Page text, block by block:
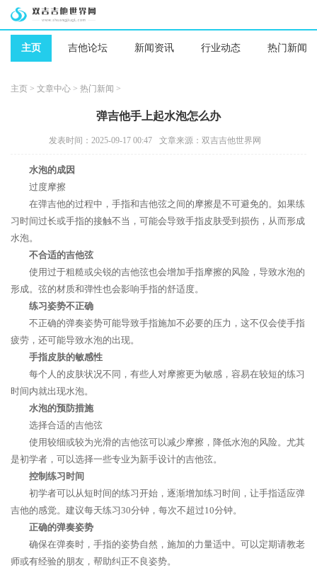
主页 吉他论坛 新闻资讯 行业动态 热门新闻
主页 > 文章中心 > 热门新闻 >
弹吉他手上起水泡怎么办
发表时间：2025-09-17 00:47 文章来源：双吉吉他世界网
水泡的成因
过度摩擦
在弹吉他的过程中，手指和吉他弦之间的摩擦是不可避免的。如果练
习时间过长或手指的接触不当，可能会导致手指皮肤受到损伤，从而形成
水泡。
不合适的吉他弦
使用过于粗糙或尖锐的吉他弦也会增加手指摩擦的风险，导致水泡的
形成。弦的材质和弹性也会影响手指的舒适度。
练习姿势不正确
不正确的弹奏姿势可能导致手指施加不必要的压力，这不仅会使手指
疲劳，还可能导致水泡的出现。
手指皮肤的敏感性
每个人的皮肤状况不同，有些人对摩擦更为敏感，容易在较短的练习
时间内就出现水泡。
水泡的预防措施
选择合适的吉他弦
使用较细或较为光滑的吉他弦可以减少摩擦，降低水泡的风险。尤其
是初学者，可以选择一些专业为新手设计的吉他弦。
控制练习时间
初学者可以从短时间的练习开始，逐渐增加练习时间，让手指适应弹
吉他的感觉。建议每天练习30分钟，每次不超过10分钟。
正确的弹奏姿势
确保在弹奏时，手指的姿势自然，施加的力量适中。可以定期请教老
师或有经验的朋友，帮助纠正不良姿势。